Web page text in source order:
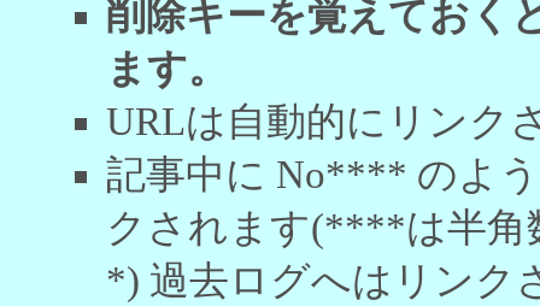
削除キーを覚えておく
ます。
URLは自動的にリンク
記事中に No**** のよ
クされます(****は半角
*) 過去ログへはリンク